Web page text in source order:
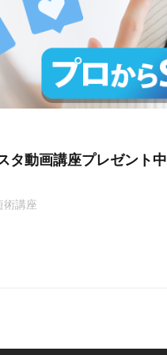
タ動画講座プレゼント中
術講座